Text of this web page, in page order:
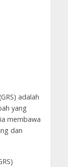
adalah
yang
membawa
dan